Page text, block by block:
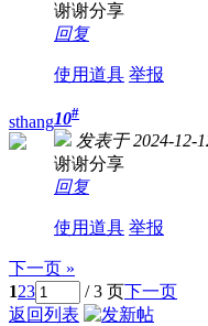
谢谢分享
回复
使用道具 举报
sthang10#
发表于 2024-12-
谢谢分享
回复
使用道具 举报
下一页 »
123 / 3 页下一页
返回列表